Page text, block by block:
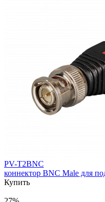
PV-T2BNC
коннектор BNC Male для
Купить